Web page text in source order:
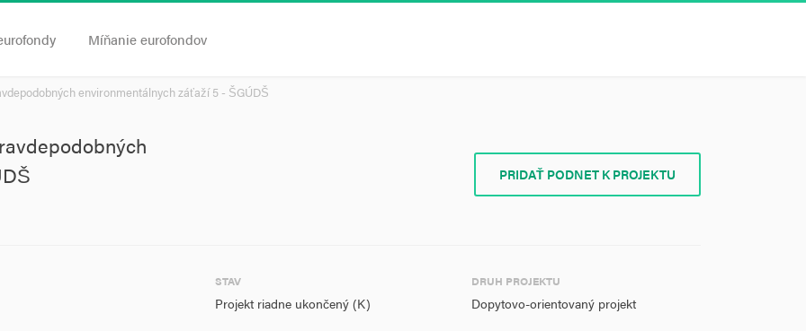
Míňanie eurofondov
environmentálnych záťaží 5 - ŠGÚDŠ
PRIDAŤ PODNET K PROJEKTU
STAV
Projekt riadne ukončený (K)
DRUH PROJEKTU
Dopytovo-orientovaný projekt